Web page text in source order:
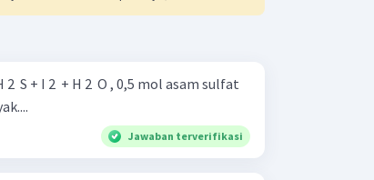
2 ​ S + I 2 ​ + H 2 ​ O , 0,5 mol asam sulfat
Jawaban terverifikasi